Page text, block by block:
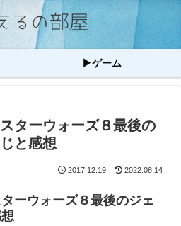
▶ゲーム
ターウォーズ８最後の
と感想
2017.12.19 2022.08.14
ターウォーズ８最後のジェ